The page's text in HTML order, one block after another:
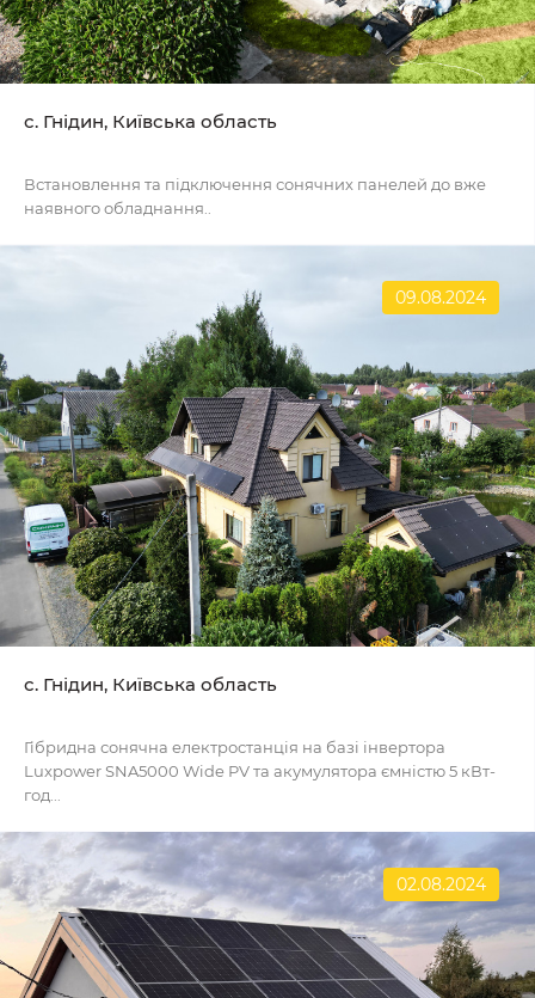
с. Гнідин, Київська область
Встановлення та підключення сонячних панелей до вже
наявного обладнання..
09.08.2024
с. Гнідин, Київська область
Гібридна сонячна електростанція на базі інвертора
Luxpower SNA5000 Wide PV та акумулятора ємністю 5 кВт-
год...
02.08.2024